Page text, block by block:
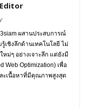
ผสานประสบการณ์
เชิงลึกด้านเทคโนโลยี ไม่
หม่ๆ อย่างเจาะลึก แต่ยังมี
Web Optimization) เพื่อ
ะเนื้อหาที่มีคุณภาพสูงสุด